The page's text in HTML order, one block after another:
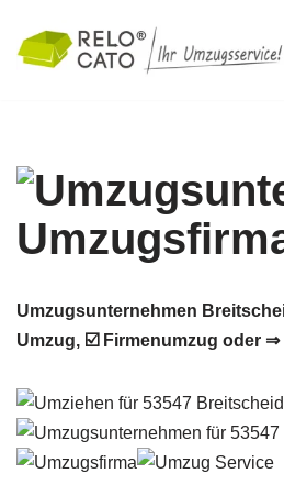
Zum
Umzugsunternehmen
Umzug, ☑️ Firmenumzug oder